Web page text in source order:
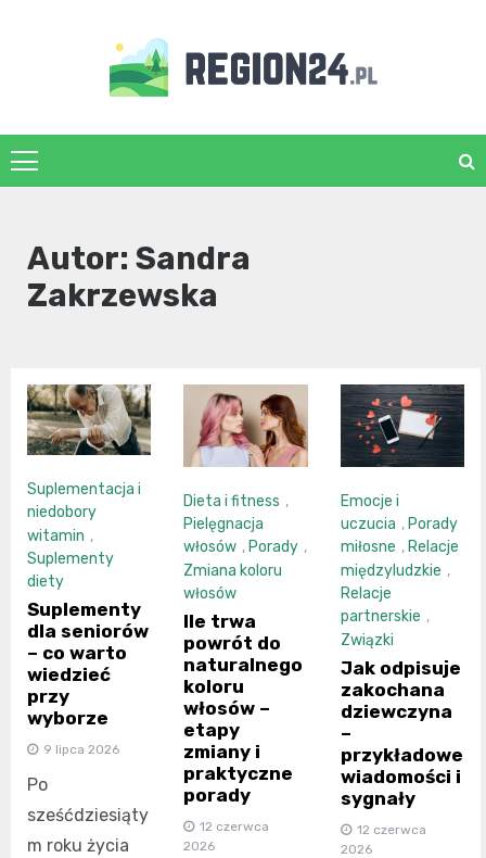
region24.pl
Autor: Sandra
Zakrzewska
Suplementacja i
niedobory
witamin ,
Suplementy
diety
Suplementy
dla seniorów
– co warto
wiedzieć
przy
wyborze
9 lipca 2026
Po
sześćdziesiąty
m roku życia
Dieta i fitness ,
Pielęgnacja
włosów , Porady ,
Zmiana koloru
włosów
Ile trwa
powrót do
naturalnego
koloru
włosów –
etapy
zmiany i
praktyczne
porady
12 czerwca
2026
Emocje i
uczucia , Porady
miłosne , Relacje
międzyludzkie ,
Relacje
partnerskie ,
Związki
Jak odpisuje
zakochana
dziewczyna
–
przykładowe
wiadomości i
sygnały
12 czerwca
2026